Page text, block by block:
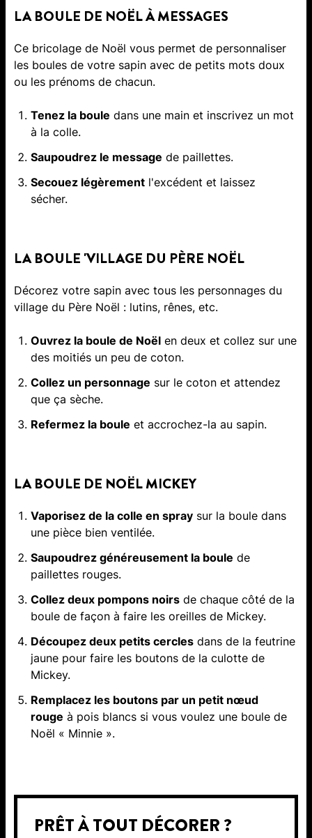
LA BOULE DE NOËL À MESSAGES
Ce bricolage de Noël vous permet de personnaliser
les boules de votre sapin avec de petits mots doux
ou les prénoms de chacun.
Tenez la boule dans une main et inscrivez un mot
à la colle.
Saupoudrez le message de paillettes.
Secouez légèrement l'excédent et laissez
sécher.
LA BOULE 'VILLAGE DU PÈRE NOËL
Décorez votre sapin avec tous les personnages du
village du Père Noël : lutins, rênes, etc.
Ouvrez la boule de Noël en deux et collez sur une
des moitiés un peu de coton.
Collez un personnage sur le coton et attendez
que ça sèche.
Refermez la boule et accrochez-la au sapin.
LA BOULE DE NOËL MICKEY
Vaporisez de la colle en spray sur la boule dans
une pièce bien ventilée.
Saupoudrez généreusement la boule de
paillettes rouges.
Collez deux pompons noirs de chaque côté de la
boule de façon à faire les oreilles de Mickey.
Découpez deux petits cercles dans de la feutrine
jaune pour faire les boutons de la culotte de
Mickey.
Remplacez les boutons par un petit nœud
rouge à pois blancs si vous voulez une boule de
Noël « Minnie ».
PRÊT À TOUT DÉCORER ?